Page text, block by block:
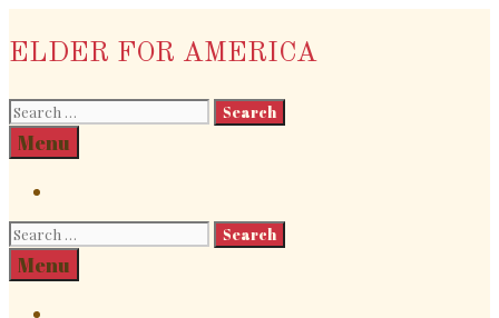
to
content
ELDER FOR AMERICA
Search
for:
Search
Menu
Search
for:
Search
Menu